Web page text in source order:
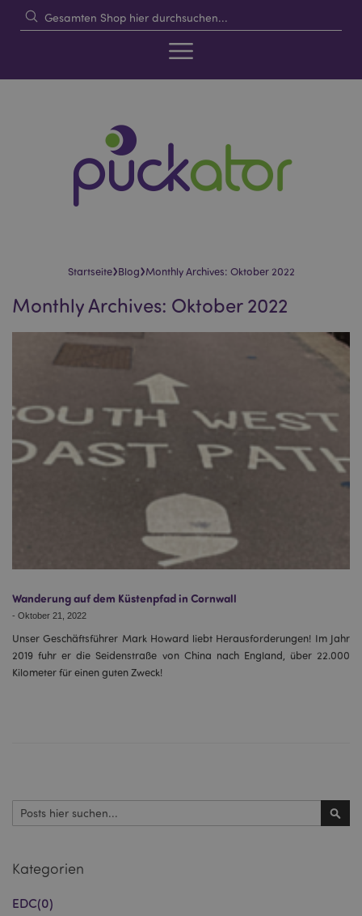
Startseite›Blog›Monthly Archives: Oktober 2022
Monthly Archives: Oktober 2022
Wanderung auf dem Küstenpfad in Cornwall
- Oktober 21, 2022
Unser Geschäftsführer Mark Howard liebt Herausforderungen! Im Jahr
2019 fuhr er die Seidenstraße von China nach England, über 22.000
Kilometer für einen guten Zweck!
Suchen
Kategorien
EDC(0)